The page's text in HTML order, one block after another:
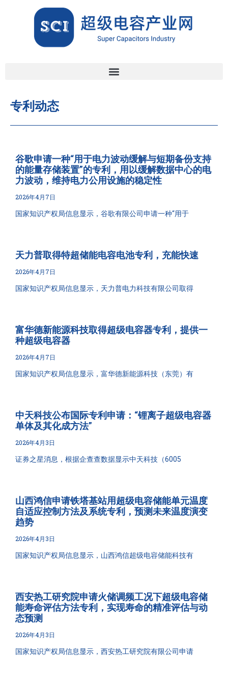
专利动态
谷歌申请一种“用于电力波动缓解与短期备份支持
的能量存储装置”的专利，用以缓解数据中心的电
力波动，维持电力公用设施的稳定性
2026年4月7日
国家知识产权局信息显示，谷歌有限公司申请一种“用于
天力普取得特超储能电容电池专利，充能快速
2026年4月7日
国家知识产权局信息显示，天力普电力科技有限公司取得
富华德新能源科技取得超级电容器专利，提供一
种超级电容器
2026年4月7日
国家知识产权局信息显示，富华德新能源科技（东莞）有
中天科技公布国际专利申请：“锂离子超级电容器
单体及其化成方法”
2026年4月3日
证券之星消息，根据企查查数据显示中天科技（6005
山西鸿信申请铁塔基站用超级电容储能单元温度
自适应控制方法及系统专利，预测未来温度演变
趋势
2026年4月3日
国家知识产权局信息显示，山西鸿信超级电容储能科技有
西安热工研究院申请火储调频工况下超级电容储
能寿命评估方法专利，实现寿命的精准评估与动
态预测
2026年4月3日
国家知识产权局信息显示，西安热工研究院有限公司申请